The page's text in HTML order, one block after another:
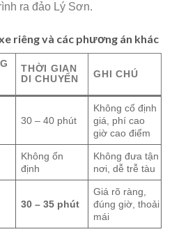
ra đảo Lý Sơn.
riêng và các phương án khác
THỜI GIAN
DI CHUYỂN
GHI CHÚ
30 – 40 phút
Không cố định
giá, phí cao
giờ cao điểm
Không ổn
định
Không đưa tận
nơi, dễ trễ tàu
30 – 35 phút
Giá rõ ràng,
đúng giờ, thoải
mái